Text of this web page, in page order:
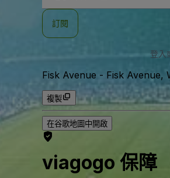
地
訂閱
登入
Fisk Avenue - Fisk Avenue,
複製
在谷歌地圖中開啟
viagogo 保障